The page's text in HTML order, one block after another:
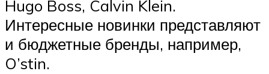
Hugo Boss, Calvin Klein.
Интересные новинки представляют
и бюджетные бренды, например,
O’stin.